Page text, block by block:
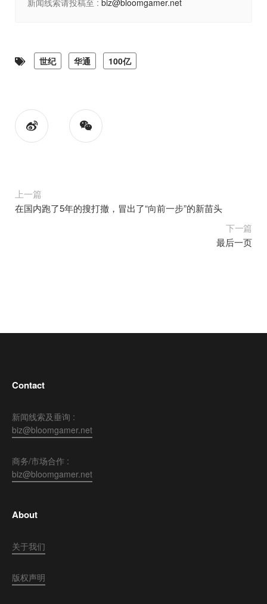
世纪 华通 100亿
上一篇
在国内跑了5年的搜打撤，冒出了“向前一步”的新苗头
下一篇
最后一页
Contact
新闻线索及垂询 :
biz@bloomgamer.net
商务/市场合作 :
biz@bloomgamer.net
About
关于我们
版权声明